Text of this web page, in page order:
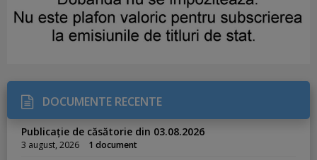
DOCUMENTE RECENTE
Publicație de căsătorie din 03.08.2026
3 august, 2026 1 document